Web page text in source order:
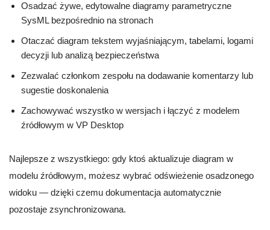
Osadzać żywe, edytowalne diagramy parametryczne
SysML bezpośrednio na stronach
Otaczać diagram tekstem wyjaśniającym, tabelami, logami
decyzji lub analizą bezpieczeństwa
Zezwalać członkom zespołu na dodawanie komentarzy lub
sugestie doskonalenia
Zachowywać wszystko w wersjach i łączyć z modelem
źródłowym w VP Desktop
Najlepsze z wszystkiego: gdy ktoś aktualizuje diagram w
modelu źródłowym, możesz wybrać odświeżenie osadzonego
widoku — dzięki czemu dokumentacja automatycznie
pozostaje zsynchronizowana.